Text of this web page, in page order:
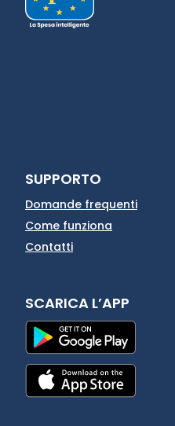
SUPPORTO
Domande frequenti
Come funziona
Contatti
SCARICA L’APP